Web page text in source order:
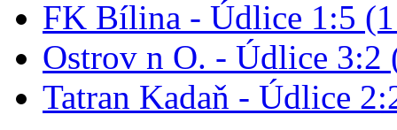
FK Bílina - Údlice 1:5
Ostrov n O. - Údlice 3:2
Tatran Kadaň - Údlice